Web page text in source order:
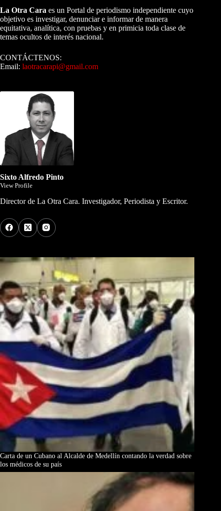
La Otra Cara es un Portal de periodismo independiente cuyo
objetivo es investigar, denunciar e informar de manera
equitativa, analítica, con pruebas y en primicia toda clase de
temas ocultos de interés nacional.
CONTÁCTENOS:
Email: laotracarapi@gmail.com
Sixto Alfredo Pinto
View Profile
Director de La Otra Cara. Investigador, Periodista y Escritor.
Carta de un Cubano al Alcalde de Medellín contando la verdad sobre
los médicos de su país